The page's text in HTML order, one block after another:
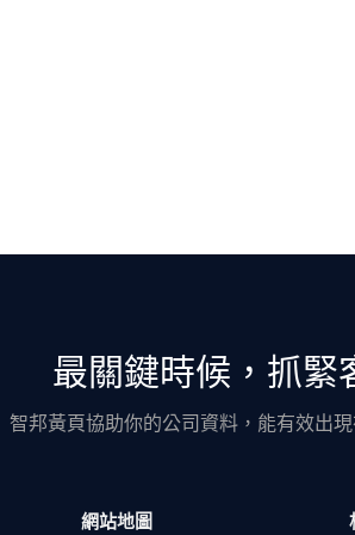
最關鍵時候，抓緊
智邦黃頁協助你的公司資料，能有效出
網站地圖